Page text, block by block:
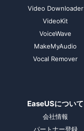
Video Downloader
VideoKit
VoiceWave
MakeMyAudio
Vocal Remover
EaseUSについて
会社情報
パートナー登録